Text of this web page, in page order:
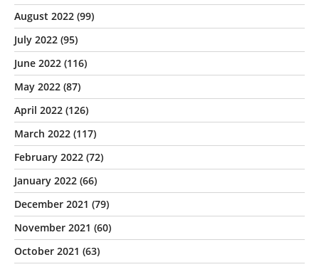
August 2022 (99)
July 2022 (95)
June 2022 (116)
May 2022 (87)
April 2022 (126)
March 2022 (117)
February 2022 (72)
January 2022 (66)
December 2021 (79)
November 2021 (60)
October 2021 (63)